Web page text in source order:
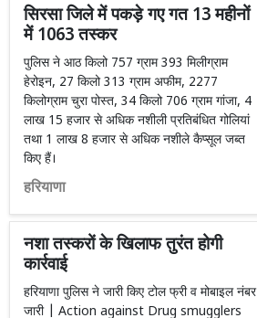
सिरसा जिले में पकड़े गए गत 13 महीनों
में 1063 तस्कर
पुलिस ने आठ किलो 757 ग्राम 393 मिलीग्राम
हेरोइन, 27 किलो 313 ग्राम अफीम, 2277
किलोग्राम चुरा पोस्त, 34 किलो 706 ग्राम गांजा, 4
लाख 15 हजार से अधिक नशीली प्रतिबंधित गोलियां
तथा 1 लाख 8 हजार से अधिक नशीले कैप्सूल जब्त
किए हैं।
हरियाणा
नशा तस्करों के खिलाफ तुरंत होगी
कार्रवाई
हरियाणा पुलिस ने जारी किए टोल फ्री व मोबाइल नंबर
जारी | Action against Drug smugglers